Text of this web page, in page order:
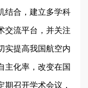
结合，建立多学科
交流平台，并关注
实提高我国航空内
主化率，改变在国
期召开学术会议，